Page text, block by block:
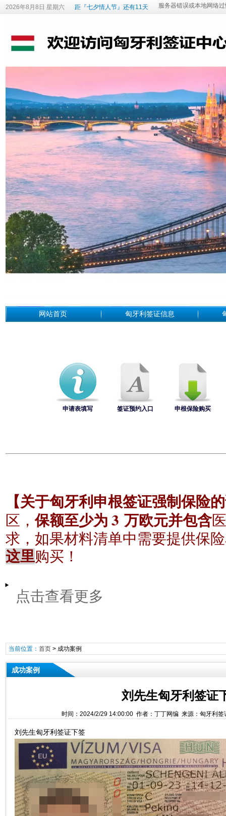
2026年8月8日 星期六 距『七夕情人节』还有11天
网站首页 匈牙利签证信息
申请表填写 签证预约入口 申根保险购买
【关于匈牙利申根签证强制保险
区，保额至少为 3 万欧元并包含
求，如果材料清单中需要提供保
这里购买！
点击查看更多
当前位置： 首页> 成功案例
成功案例
刘先生匈牙利签证
时间：2024/2/29 14:00:00 作者：丁丁网编 来源：匈牙利
刘先生匈牙利签证下签